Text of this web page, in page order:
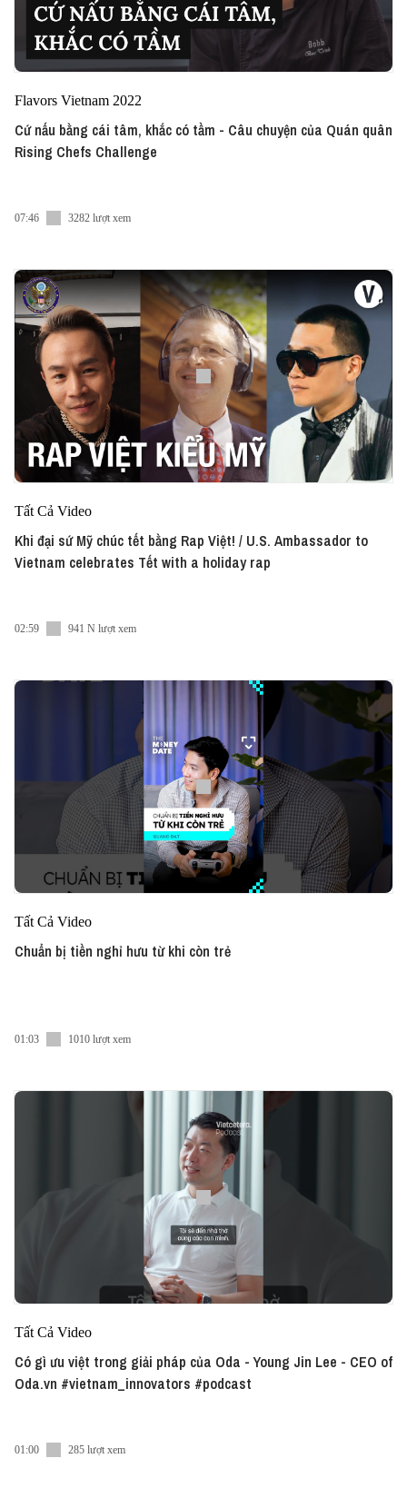
Flavors Vietnam 2022
Cứ nấu bằng cái tâm, khắc có tầm - Câu chuyện của Quán quân
Rising Chefs Challenge
07:46 3282 lượt xem
Tất Cả Video
Khi đại sứ Mỹ chúc tết bằng Rap Việt! / U.S. Ambassador to
Vietnam celebrates Tết with a holiday rap
02:59 941 N lượt xem
Tất Cả Video
Chuẩn bị tiền nghỉ hưu từ khi còn trẻ
01:03 1010 lượt xem
Tất Cả Video
Có gì ưu việt trong giải pháp của Oda - Young Jin Lee - CEO of
Oda.vn #vietnam_innovators #podcast
01:00 285 lượt xem